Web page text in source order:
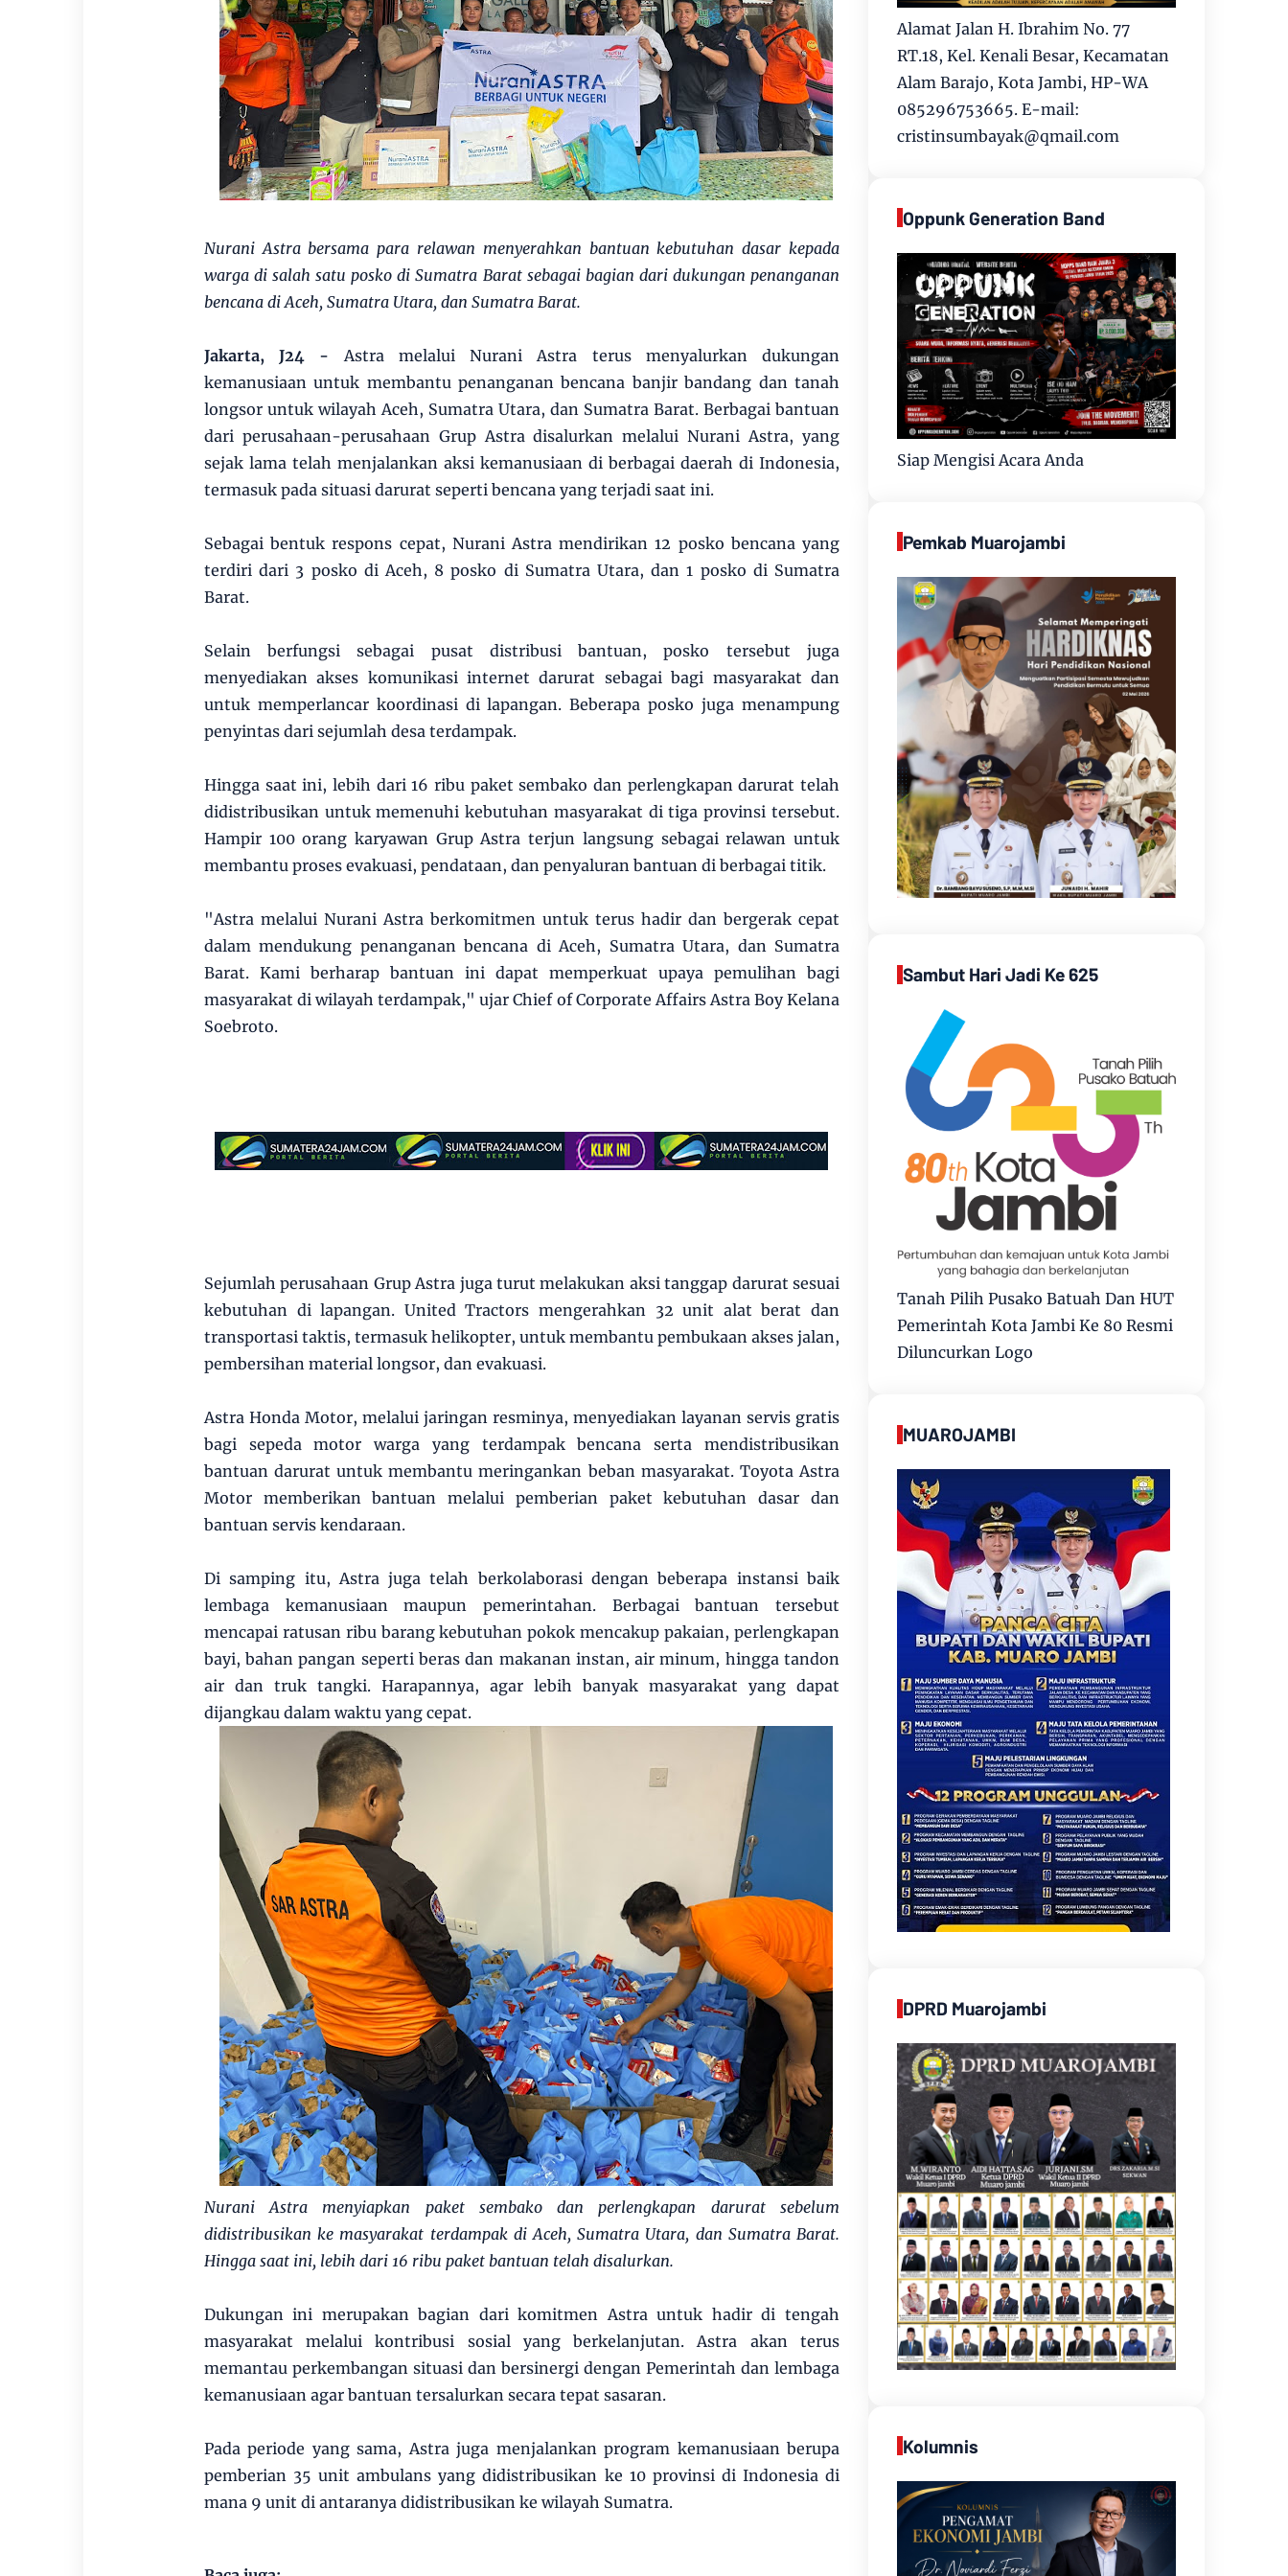
Nurani Astra bersama para relawan menyerahkan bantuan kebutuhan dasar kepada
warga di salah satu posko di Sumatra Barat sebagai bagian dari dukungan penanganan
bencana di Aceh, Sumatra Utara, dan Sumatra Barat.
Jakarta, J24 - Astra melalui Nurani Astra terus menyalurkan dukungan
kemanusiaan untuk membantu penanganan bencana banjir bandang dan tanah
longsor untuk wilayah Aceh, Sumatra Utara, dan Sumatra Barat. Berbagai bantuan
dari perusahaan-perusahaan Grup Astra disalurkan melalui Nurani Astra, yang
sejak lama telah menjalankan aksi kemanusiaan di berbagai daerah di Indonesia,
termasuk pada situasi darurat seperti bencana yang terjadi saat ini.
Sebagai bentuk respons cepat, Nurani Astra mendirikan 12 posko bencana yang
terdiri dari 3 posko di Aceh, 8 posko di Sumatra Utara, dan 1 posko di Sumatra
Barat.
Selain berfungsi sebagai pusat distribusi bantuan, posko tersebut juga
menyediakan akses komunikasi internet darurat sebagai bagi masyarakat dan
untuk memperlancar koordinasi di lapangan. Beberapa posko juga menampung
penyintas dari sejumlah desa terdampak.
Hingga saat ini, lebih dari 16 ribu paket sembako dan perlengkapan darurat telah
didistribusikan untuk memenuhi kebutuhan masyarakat di tiga provinsi tersebut.
Hampir 100 orang karyawan Grup Astra terjun langsung sebagai relawan untuk
membantu proses evakuasi, pendataan, dan penyaluran bantuan di berbagai titik.
"Astra melalui Nurani Astra berkomitmen untuk terus hadir dan bergerak cepat
dalam mendukung penanganan bencana di Aceh, Sumatra Utara, dan Sumatra
Barat. Kami berharap bantuan ini dapat memperkuat upaya pemulihan bagi
masyarakat di wilayah terdampak," ujar Chief of Corporate Affairs Astra Boy Kelana
Soebroto.
Sejumlah perusahaan Grup Astra juga turut melakukan aksi tanggap darurat sesuai
kebutuhan di lapangan. United Tractors mengerahkan 32 unit alat berat dan
transportasi taktis, termasuk helikopter, untuk membantu pembukaan akses jalan,
pembersihan material longsor, dan evakuasi.
Astra Honda Motor, melalui jaringan resminya, menyediakan layanan servis gratis
bagi sepeda motor warga yang terdampak bencana serta mendistribusikan
bantuan darurat untuk membantu meringankan beban masyarakat. Toyota Astra
Motor memberikan bantuan melalui pemberian paket kebutuhan dasar dan
bantuan servis kendaraan.
Di samping itu, Astra juga telah berkolaborasi dengan beberapa instansi baik
lembaga kemanusiaan maupun pemerintahan. Berbagai bantuan tersebut
mencapai ratusan ribu barang kebutuhan pokok mencakup pakaian, perlengkapan
bayi, bahan pangan seperti beras dan makanan instan, air minum, hingga tandon
air dan truk tangki. Harapannya, agar lebih banyak masyarakat yang dapat
dijangkau dalam waktu yang cepat.
Nurani Astra menyiapkan paket sembako dan perlengkapan darurat sebelum
didistribusikan ke masyarakat terdampak di Aceh, Sumatra Utara, dan Sumatra Barat.
Hingga saat ini, lebih dari 16 ribu paket bantuan telah disalurkan.
Dukungan ini merupakan bagian dari komitmen Astra untuk hadir di tengah
masyarakat melalui kontribusi sosial yang berkelanjutan. Astra akan terus
memantau perkembangan situasi dan bersinergi dengan Pemerintah dan lembaga
kemanusiaan agar bantuan tersalurkan secara tepat sasaran.
Pada periode yang sama, Astra juga menjalankan program kemanusiaan berupa
pemberian 35 unit ambulans yang didistribusikan ke 10 provinsi di Indonesia di
mana 9 unit di antaranya didistribusikan ke wilayah Sumatra.
Alamat Jalan H. Ibrahim No. 77
RT.18, Kel. Kenali Besar, Kecamatan
Alam Barajo, Kota Jambi, HP-WA
085296753665. E-mail:
cristinsumbayak@qmail.com
Oppunk Generation Band
Siap Mengisi Acara Anda
Pemkab Muarojambi
Sambut Hari Jadi Ke 625
Tanah Pilih Pusako Batuah Dan HUT
Pemerintah Kota Jambi Ke 80 Resmi
Diluncurkan Logo
MUAROJAMBI
DPRD Muarojambi
Kolumnis